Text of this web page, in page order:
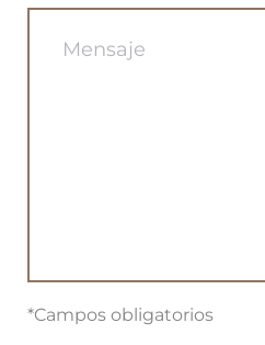
*Campos obligatorios